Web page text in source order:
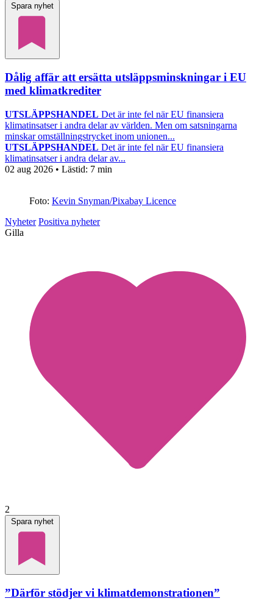
Spara nyhet
Dålig affär att ersätta utsläppsminskningar i EU
med klimatkrediter
UTSLÄPPSHANDEL Det är inte fel när EU finansiera
klimatinsatser i andra delar av världen. Men om satsningarna
minskar omställningstrycket inom unionen...
UTSLÄPPSHANDEL Det är inte fel när EU finansiera
klimatinsatser i andra delar av...
02 aug 2026 • Lästid: 7 min
Foto: Kevin Snyman/Pixabay Licence
Nyheter Positiva nyheter
Gilla
2
Spara nyhet
”Därför stödjer vi klimatdemonstrationen”